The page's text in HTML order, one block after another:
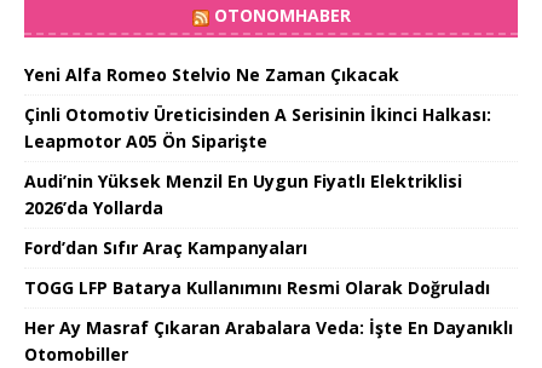
OTONOMHABER
Yeni Alfa Romeo Stelvio Ne Zaman Çıkacak
Çinli Otomotiv Üreticisinden A Serisinin İkinci Halkası:
Leapmotor A05 Ön Siparişte
Audi’nin Yüksek Menzil En Uygun Fiyatlı Elektriklisi
2026’da Yollarda
Ford’dan Sıfır Araç Kampanyaları
TOGG LFP Batarya Kullanımını Resmi Olarak Doğruladı
Her Ay Masraf Çıkaran Arabalara Veda: İşte En Dayanıklı
Otomobiller